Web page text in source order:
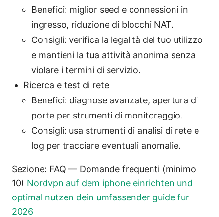
Benefici: miglior seed e connessioni in
ingresso, riduzione di blocchi NAT.
Consigli: verifica la legalità del tuo utilizzo
e mantieni la tua attività anonima senza
violare i termini di servizio.
Ricerca e test di rete
Benefici: diagnose avanzate, apertura di
porte per strumenti di monitoraggio.
Consigli: usa strumenti di analisi di rete e
log per tracciare eventuali anomalie.
Sezione: FAQ — Domande frequenti (minimo
10) Nordvpn auf dem iphone einrichten und
optimal nutzen dein umfassender guide fur
2026